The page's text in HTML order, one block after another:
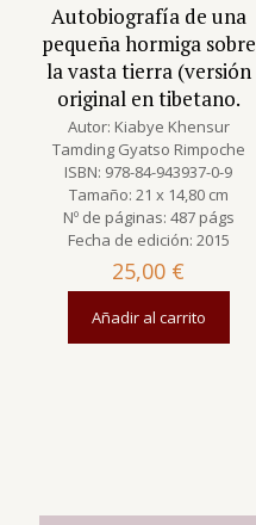
Autobiografía de una
pequeña hormiga sobre
la vasta tierra (versión
original en tibetano.
Autor: Kiabye Khensur
Tamding Gyatso Rimpoche
ISBN: 978-84-943937-0-9
Tamaño: 21 x 14,80 cm
Nº de páginas: 487 págs
Fecha de edición: 2015
25,00 €
Añadir al carrito